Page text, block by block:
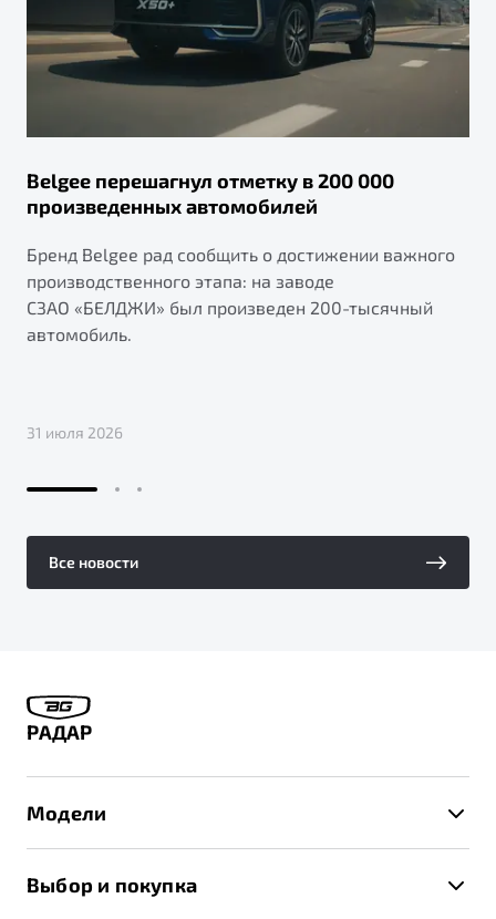
Belgee перешагнул отметку в 200 000
произведенных автомобилей
Бренд Belgee рад сообщить о достижении важного
производственного этапа: на заводе
СЗАО «БЕЛДЖИ» был произведен 200-тысячный
автомобиль.
31 июля 2026
Все новости
РАДАР
Модели
Выбор и покупка